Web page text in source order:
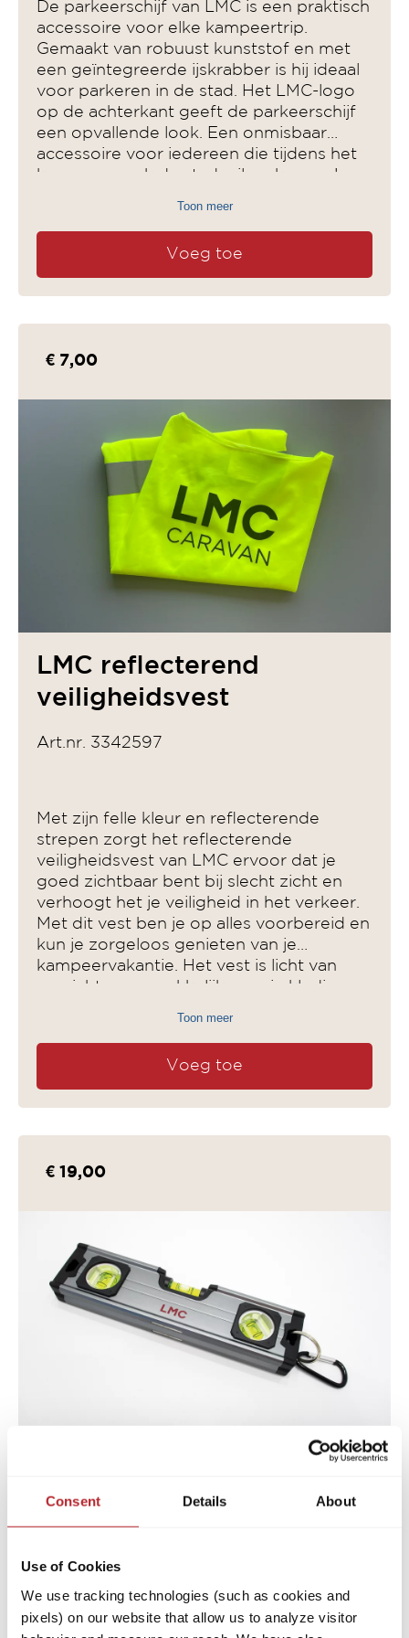
Consent Details About
Use of Cookies
We use tracking technologies (such as cookies and
pixels) on our website that allow us to analyze visitor
De parkeerschijf van LMC is een praktisch
accessoire voor elke kampeertrip.
Gemaakt van robuust kunststof en met
een geïntegreerde ijskrabber is hij ideaal
voor parkeren in de stad. Het LMC-logo
op de achterkant geeft de parkeerschijf
een opvallende look. Een onmisbaar
accessoire voor iedereen die tijdens het
kamperen ook de stad wil verkennen!
Toon meer
Voeg toe
€ 7,00
LMC reflecterend
veiligheidsvest
Art.nr. 3342597
Met zijn felle kleur en reflecterende
strepen zorgt het reflecterende
veiligheidsvest van LMC ervoor dat je
goed zichtbaar bent bij slecht zicht en
verhoogt het je veiligheid in het verkeer.
Met dit vest ben je op alles voorbereid en
kun je zorgeloos genieten van je
kampeervakantie. Het vest is licht van
gewicht en gemakkelijk over je kleding
Toon meer
Voeg toe
€ 19,00
Art.nr. 3472196
Met de compacte en magnetische
waterpas van LMC is het uitlijnen van je